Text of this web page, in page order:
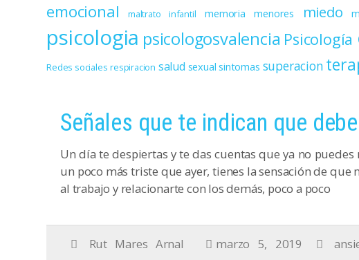
emocional
maltrato infantil memoria menores miedo
psicologia psicologosvalencia Psicología
Redes sociales respiracion salud sexual sintomas superacion
Señales que te indican que
Un día te despiertas y te das cuentas que ya no
un poco más triste que ayer, tienes la sensación de
al trabajo y relacionarte con los demás, poco a poco
Rut Mares Arnal marzo 5, 2019